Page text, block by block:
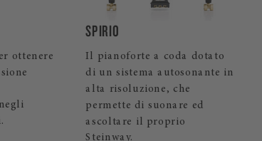
dotato
in
ed
B-211
L’iconico pianoforte a coda
Steinway amato dai pianisti
di tutto il mondo.